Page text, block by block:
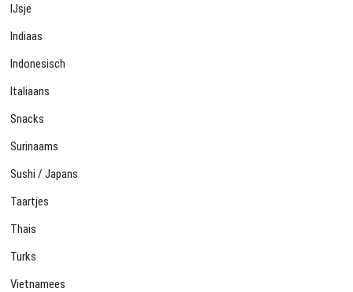
IJsje
Indiaas
Indonesisch
Italiaans
Snacks
Surinaams
Sushi / Japans
Taartjes
Thais
Turks
Vietnamees